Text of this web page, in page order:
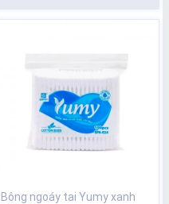
Bông ngoáy tai Yumy xanh